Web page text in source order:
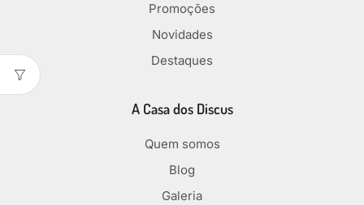
Promoções
Novidades
Destaques
A Casa dos Discus
Quem somos
Blog
Galeria